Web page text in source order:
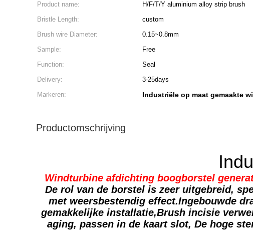
Product name: H/F/T/Y aluminium alloy strip brush
Bristle Length:
custom
Brush wire Diameter:
0.15~0.8mm
Sample:
Free
Function:
Seal
Delivery:
3-25days
Markeren:
Industriële op maat gemaakte
Productomschrijving
Windturbine afdichting boogborstel
De rol van de borstel is zeer uitgebreid,
met weersbestendig effect.Ingebouwde
gemakkelijke installatie,Brush incisie
aging, passen in de kaart slot, De hoge